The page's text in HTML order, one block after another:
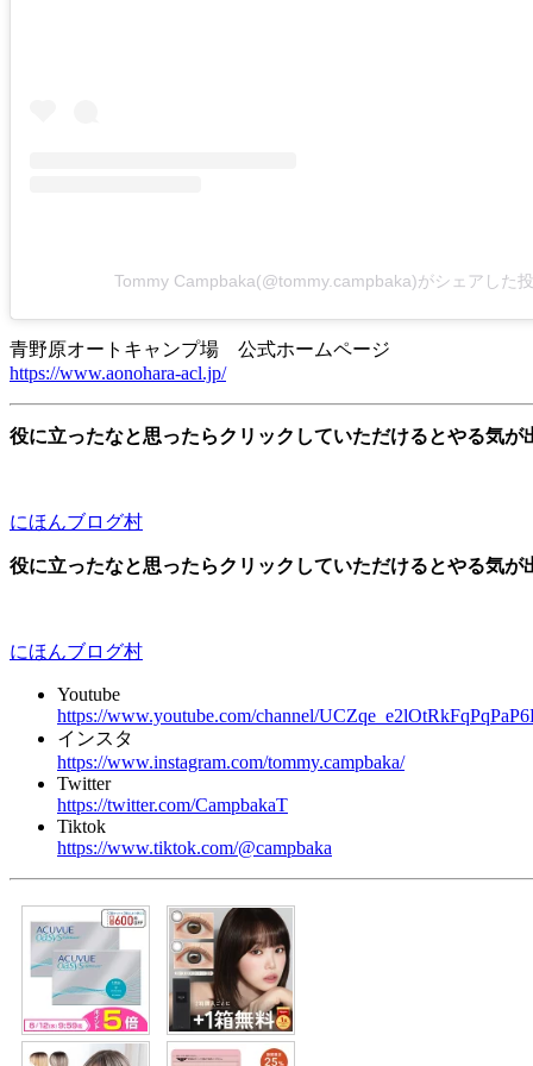
Tommy Campbaka(@tommy.campbaka)がシェアした
青野原オートキャンプ場 公式ホームページ
https://www.aonohara-acl.jp/
役に立ったなと思ったらクリックしていただけるとやる気が
にほんブログ村
役に立ったなと思ったらクリックしていただけるとやる気が
にほんブログ村
Youtube
https://www.youtube.com/channel/
インスタ
https://www.instagram.com/tommy.campbaka/
Twitter
https://twitter.com/CampbakaT
Tiktok
https://www.tiktok.com/@campbaka